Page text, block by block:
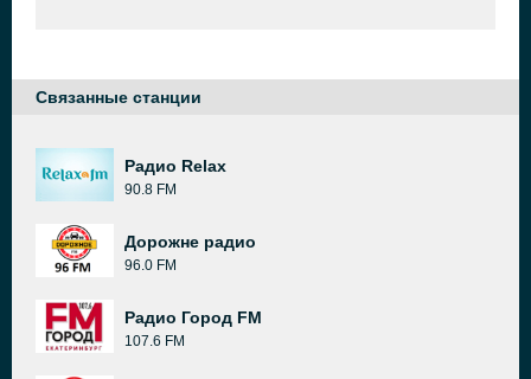
Связанные станции
Радио Relax
90.8 FM
Дорожне радио
96.0 FM
Радио Город FM
107.6 FM